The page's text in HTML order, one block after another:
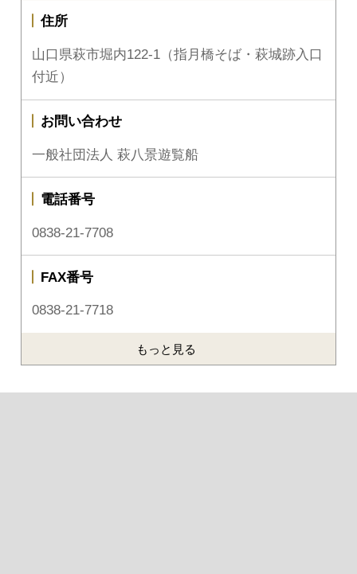
住所
山口県萩市堀内122-1（指月橋そば・萩城跡入口
付近）
お問い合わせ
一般社団法人 萩八景遊覧船
電話番号
0838-21-7708
FAX番号
0838-21-7718
もっと見る